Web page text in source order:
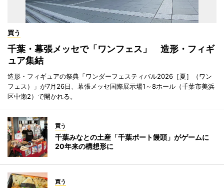
買う
千葉・幕張メッセで「ワンフェス」 造形・フィギ
ュア集結
造形・フィギュアの祭典「ワンダーフェスティバル2026［夏］（ワン
フェス）」が7月26日、幕張メッセ国際展示場1～8ホール（千葉市美浜
区中瀬2）で開かれる。
買う
千葉みなとの土産「千葉ポート饅頭」がゲームに
20年来の構想形に
買う